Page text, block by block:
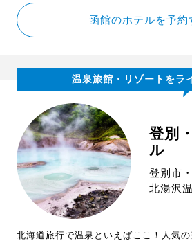
函館のホテルを予約
温泉旅館・リゾートをラ
登別
ル
登別市
北湯沢
北海道旅行で温泉といえばここ！人気